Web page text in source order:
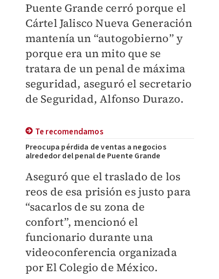
Puente Grande cerró porque el
Cártel Jalisco Nueva Generación
mantenía un “autogobierno” y
porque era un mito que se
tratara de un penal de máxima
seguridad, aseguró el secretario
de Seguridad, Alfonso Durazo.
Te recomendamos
Preocupa pérdida de ventas a negocios
alrededor del penal de Puente Grande
Aseguró que el traslado de los
reos de esa prisión es justo para
“sacarlos de su zona de
confort”, mencionó el
funcionario durante una
videoconferencia organizada
por El Colegio de México.